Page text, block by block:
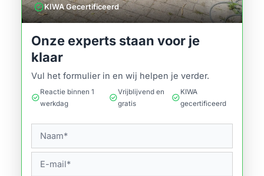
verifiedKIWA Gecertificeerd
Onze experts staan voor je
klaar
Vul het formulier in en wij helpen je verder.
check_circle
Reactie binnen 1
werkdag
check_circle
Vrijblijvend en
gratis
check_circle
KIWA
gecertificeerd